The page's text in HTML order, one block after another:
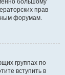
большому
прав
форумам.
группах по
вступить в